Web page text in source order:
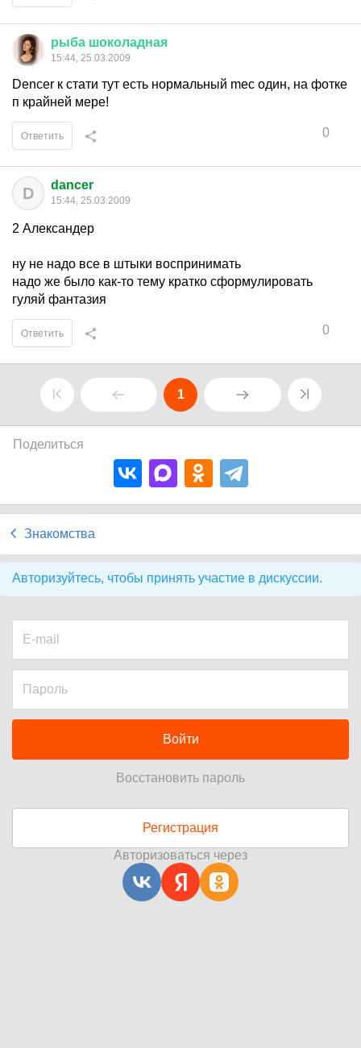
рыба шоколадная
15:44, 25.03.2009
Dencer к стати тут есть нормальный mec один, на фотке
п крайней мере!
0
Ответить
D dancer
15:44, 25.03.2009
2 Александер
ну не надо все в штыки воспринимать
надо же было как-то тему кратко сформулировать
гуляй фантазия
0
Ответить
1
Поделиться
Знакомства
Авторизуйтесь, чтобы принять участие в дискуссии.
Войти
Восстановить пароль
Регистрация
Авторизоваться через